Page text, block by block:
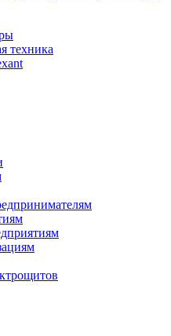
техника